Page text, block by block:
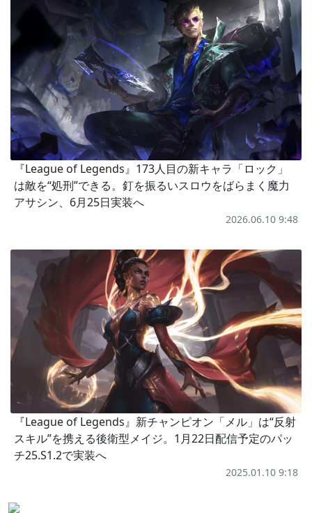
『League of Legends』173人目の新キャラ「ロック」
は敵を“処刑”できる。釘を振るいスロウをばらまく魔力
アサシン、6月25日実装へ
2026.06.10 9:48
『League of Legends』新チャンピオン「メル」は“反射
スキル”を携える後衛型メイジ。1月22日配信予定のパッ
チ25.S1.2で実装へ
2025.01.10 9:18